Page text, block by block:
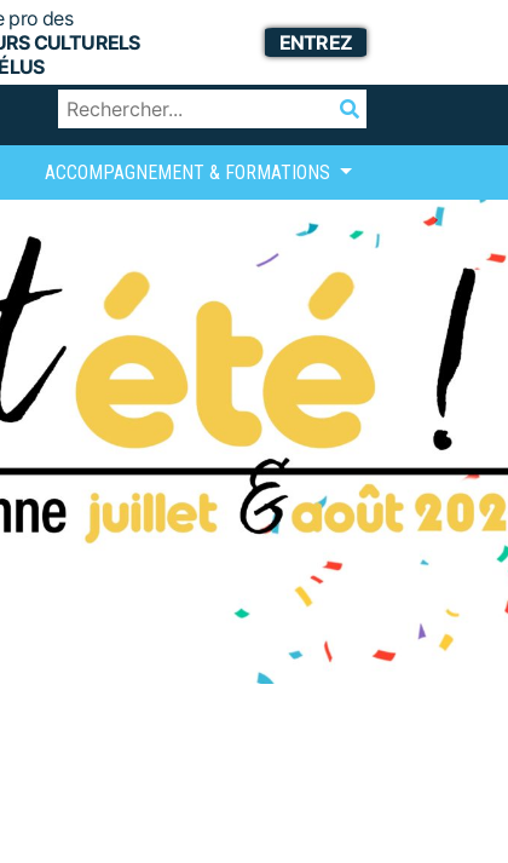
pro des
CULTURELS
ENTREZ
ACCOMPAGNEMENT & FORMATIONS